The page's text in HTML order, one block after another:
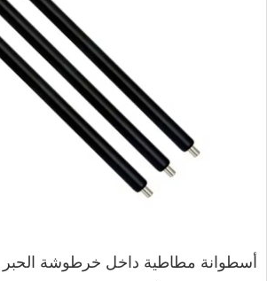
أسطوانة مطاطية داخل خرطوشة